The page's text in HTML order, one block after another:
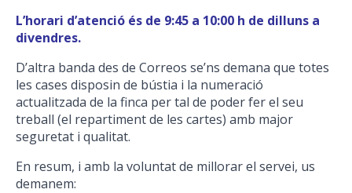
L’horari d’atenció és de 9:45 a 10:00 h de dilluns a
divendres.
D’altra banda des de Correos se’ns demana que totes
les cases disposin de bústia i la numeració
actualitzada de la finca per tal de poder fer el seu
treball (el repartiment de les cartes) amb major
seguretat i qualitat.
En resum, i amb la voluntat de millorar el servei, us
demanem: